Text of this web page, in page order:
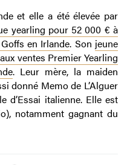
et elle a été élevée par
yearling pour 52 000 € à
en Irlande. Son jeune
ventes Premier Yearling
. Leur mère, la maiden
donné Memo de L’Alguer
d’Essai italienne. Elle est
notamment gagnant du